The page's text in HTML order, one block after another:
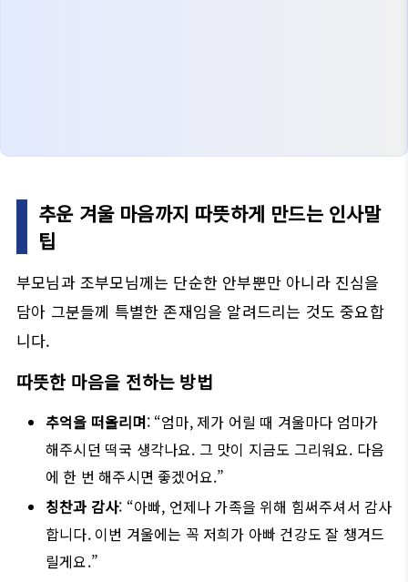
추운 겨울 마음까지 따뜻하게 만드는 인사말
팁
부모님과 조부모님께는 단순한 안부뿐만 아니라 진심을
담아 그분들께 특별한 존재임을 알려드리는 것도 중요합
니다.
따뜻한 마음을 전하는 방법
추억을 떠올리며: “엄마, 제가 어릴 때 겨울마다 엄마가
해주시던 떡국 생각나요. 그 맛이 지금도 그리워요. 다음
에 한 번 해주시면 좋겠어요.”
칭찬과 감사: “아빠, 언제나 가족을 위해 힘써주셔서 감사
합니다. 이번 겨울에는 꼭 저희가 아빠 건강도 잘 챙겨드
릴게요.”